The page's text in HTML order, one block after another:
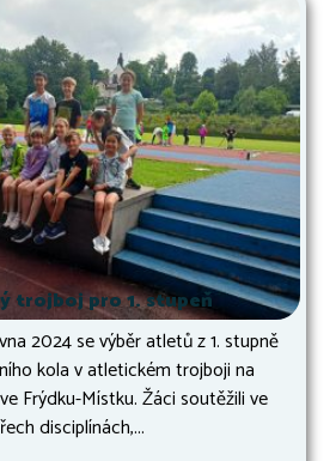
trojboj pro 1. stupeň
2024 se výběr atletů z 1. stupně
kola v atletickém trojboji na
Frýdku-Místku. Žáci soutěžili ve
disciplínách,...